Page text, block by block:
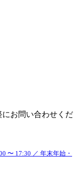
お問い合わせくだ
〜 17:30 ／ 年末年始・